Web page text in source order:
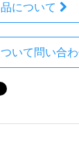
について
いて問い合